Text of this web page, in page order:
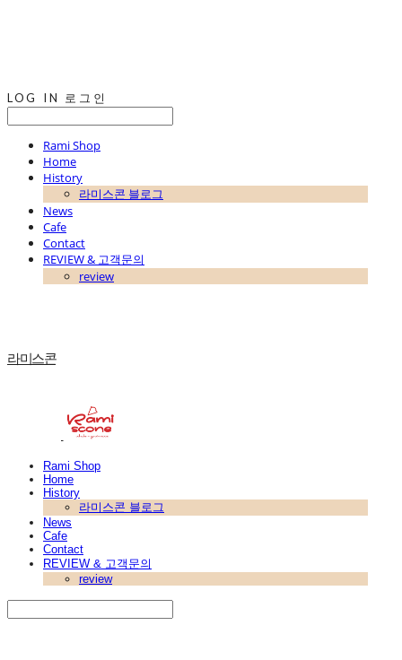
LOG IN 로그인
Rami Shop
Home
History
라미스콘 블로그
News
Cafe
Contact
REVIEW & 고객문의
review
라미스콘
Rami Shop
Home
History
라미스콘 블로그
News
Cafe
Contact
REVIEW & 고객문의
review